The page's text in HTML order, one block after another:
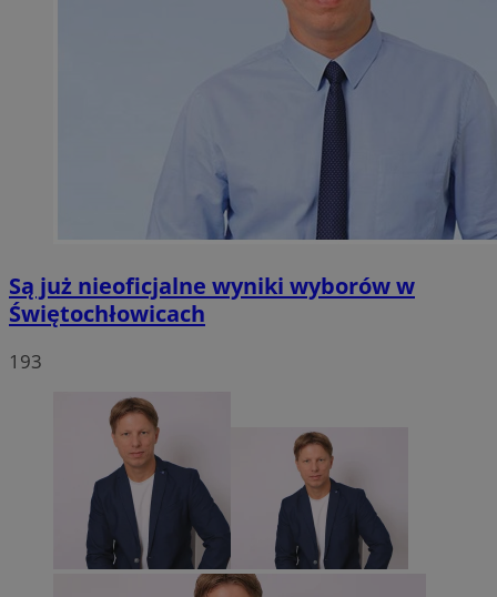
Są już nieoficjalne wyniki wyborów w
Świętochłowicach
193